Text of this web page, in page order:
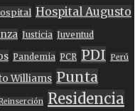
Hospital Augusto
Justicia Juventud
Pandemia PCR PDI Perú
Williams Punta
Residencia